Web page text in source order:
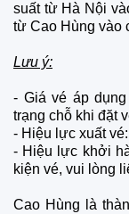
suất từ Hà Nội
từ Cao Hùng vào
Lưu ý:
- Giá vé áp
trạng chỗ khi đặt
- Hiệu lực xuất vé:
- Hiệu lực khởi
kiện vé, vui lòng
Cao Hùng là